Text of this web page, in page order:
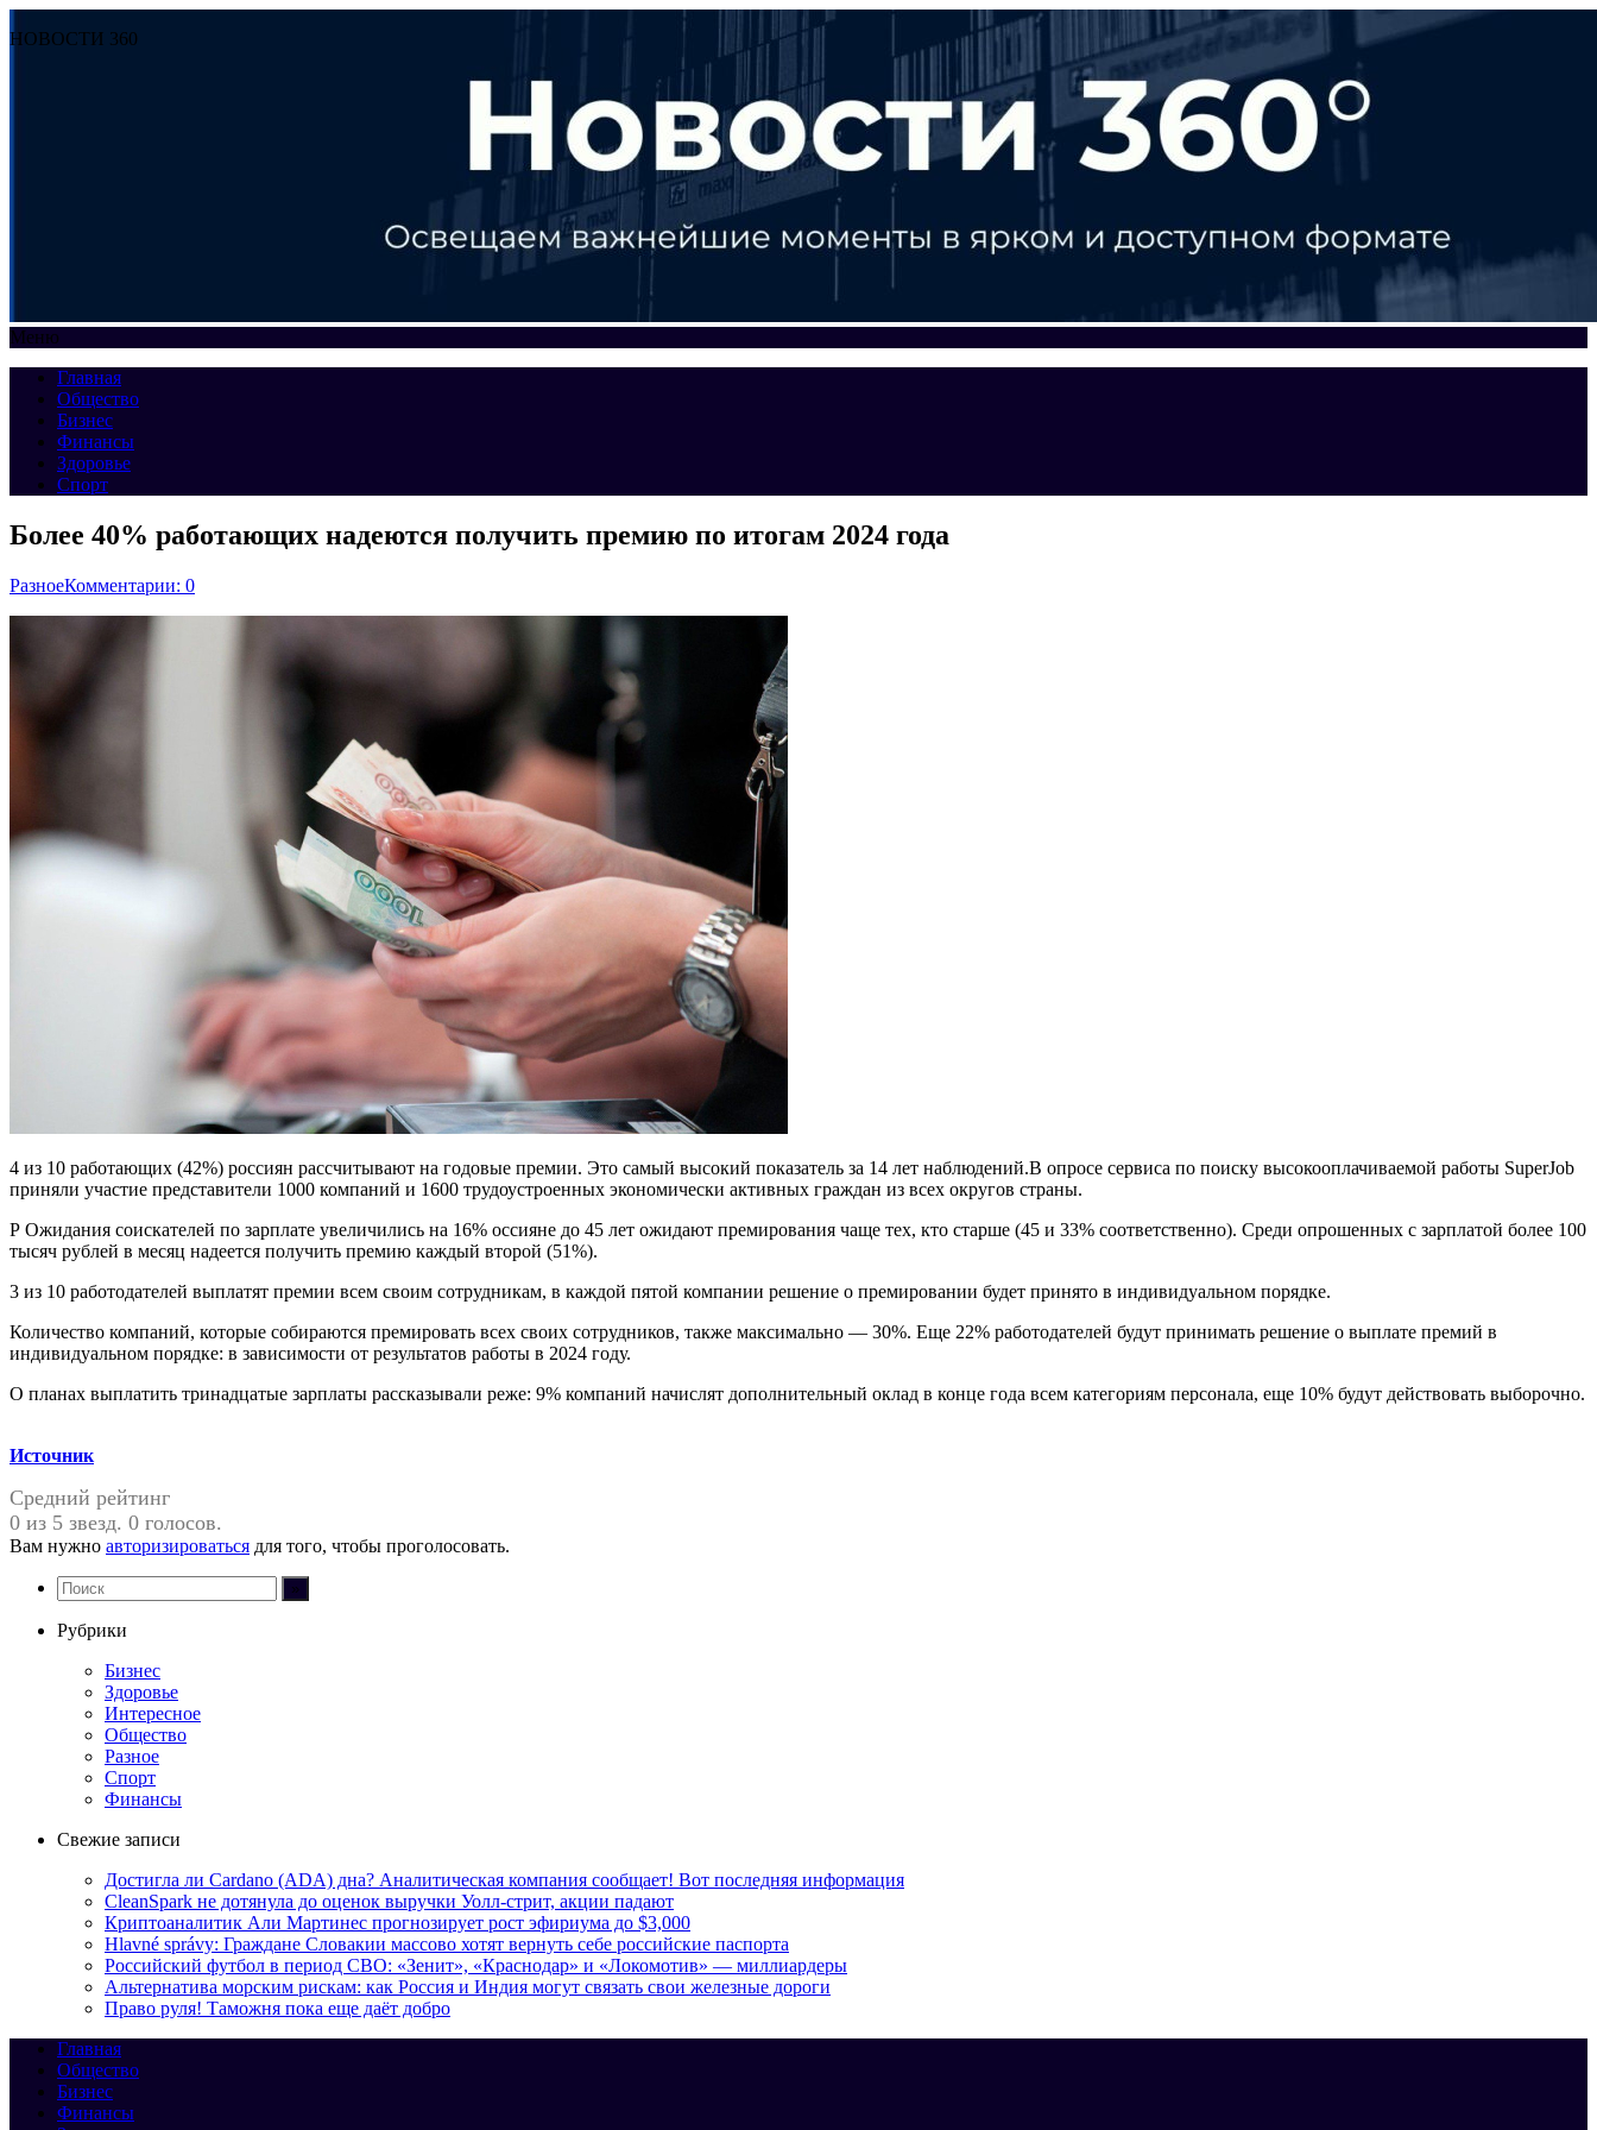
НОВОСТИ 360
Меню
Главная
Общество
Бизнес
Финансы
Здоровье
Спорт
Более 40% работающих надеются получить премию по итогам 2024 года
РазноеКомментарии: 0
4 из 10 работающих (42%) россиян рассчитывают на годовые премии. Это самый высокий показатель за 14 лет наблюдений.В опросе сервиса по поиску высокооплачиваемой работы SuperJob
приняли участие представители 1000 компаний и 1600 трудоустроенных экономически активных граждан из всех округов страны.
Р Ожидания соискателей по зарплате увеличились на 16% оссияне до 45 лет ожидают премирования чаще тех, кто старше (45 и 33% соответственно). Среди опрошенных с зарплатой более 100
тысяч рублей в месяц надеется получить премию каждый второй (51%).
3 из 10 работодателей выплатят премии всем своим сотрудникам, в каждой пятой компании решение о премировании будет принято в индивидуальном порядке.
Количество компаний, которые собираются премировать всех своих сотрудников, также максимально — 30%. Еще 22% работодателей будут принимать решение о выплате премий в
индивидуальном порядке: в зависимости от результатов работы в 2024 году.
О планах выплатить тринадцатые зарплаты рассказывали реже: 9% компаний начислят дополнительный оклад в конце года всем категориям персонала, еще 10% будут действовать выборочно.
Источник
Средний рейтинг
0 из 5 звезд. 0 голосов.
Вам нужно авторизироваться для того, чтобы проголосовать.
Рубрики
Бизнес
Здоровье
Интересное
Общество
Разное
Спорт
Финансы
Свежие записи
Достигла ли Cardano (ADA) дна? Аналитическая компания сообщает! Вот последняя информация
CleanSpark не дотянула до оценок выручки Уолл-стрит, акции падают
Криптоаналитик Али Мартинес прогнозирует рост эфириума до $3,000
Hlavné správy: Граждане Словакии массово хотят вернуть себе российские паспорта
Российский футбол в период СВО: «Зенит», «Краснодар» и «Локомотив» — миллиардеры
Альтернатива морским рискам: как Россия и Индия могут связать свои железные дороги
Право руля! Таможня пока еще даёт добро
Главная
Общество
Бизнес
Финансы